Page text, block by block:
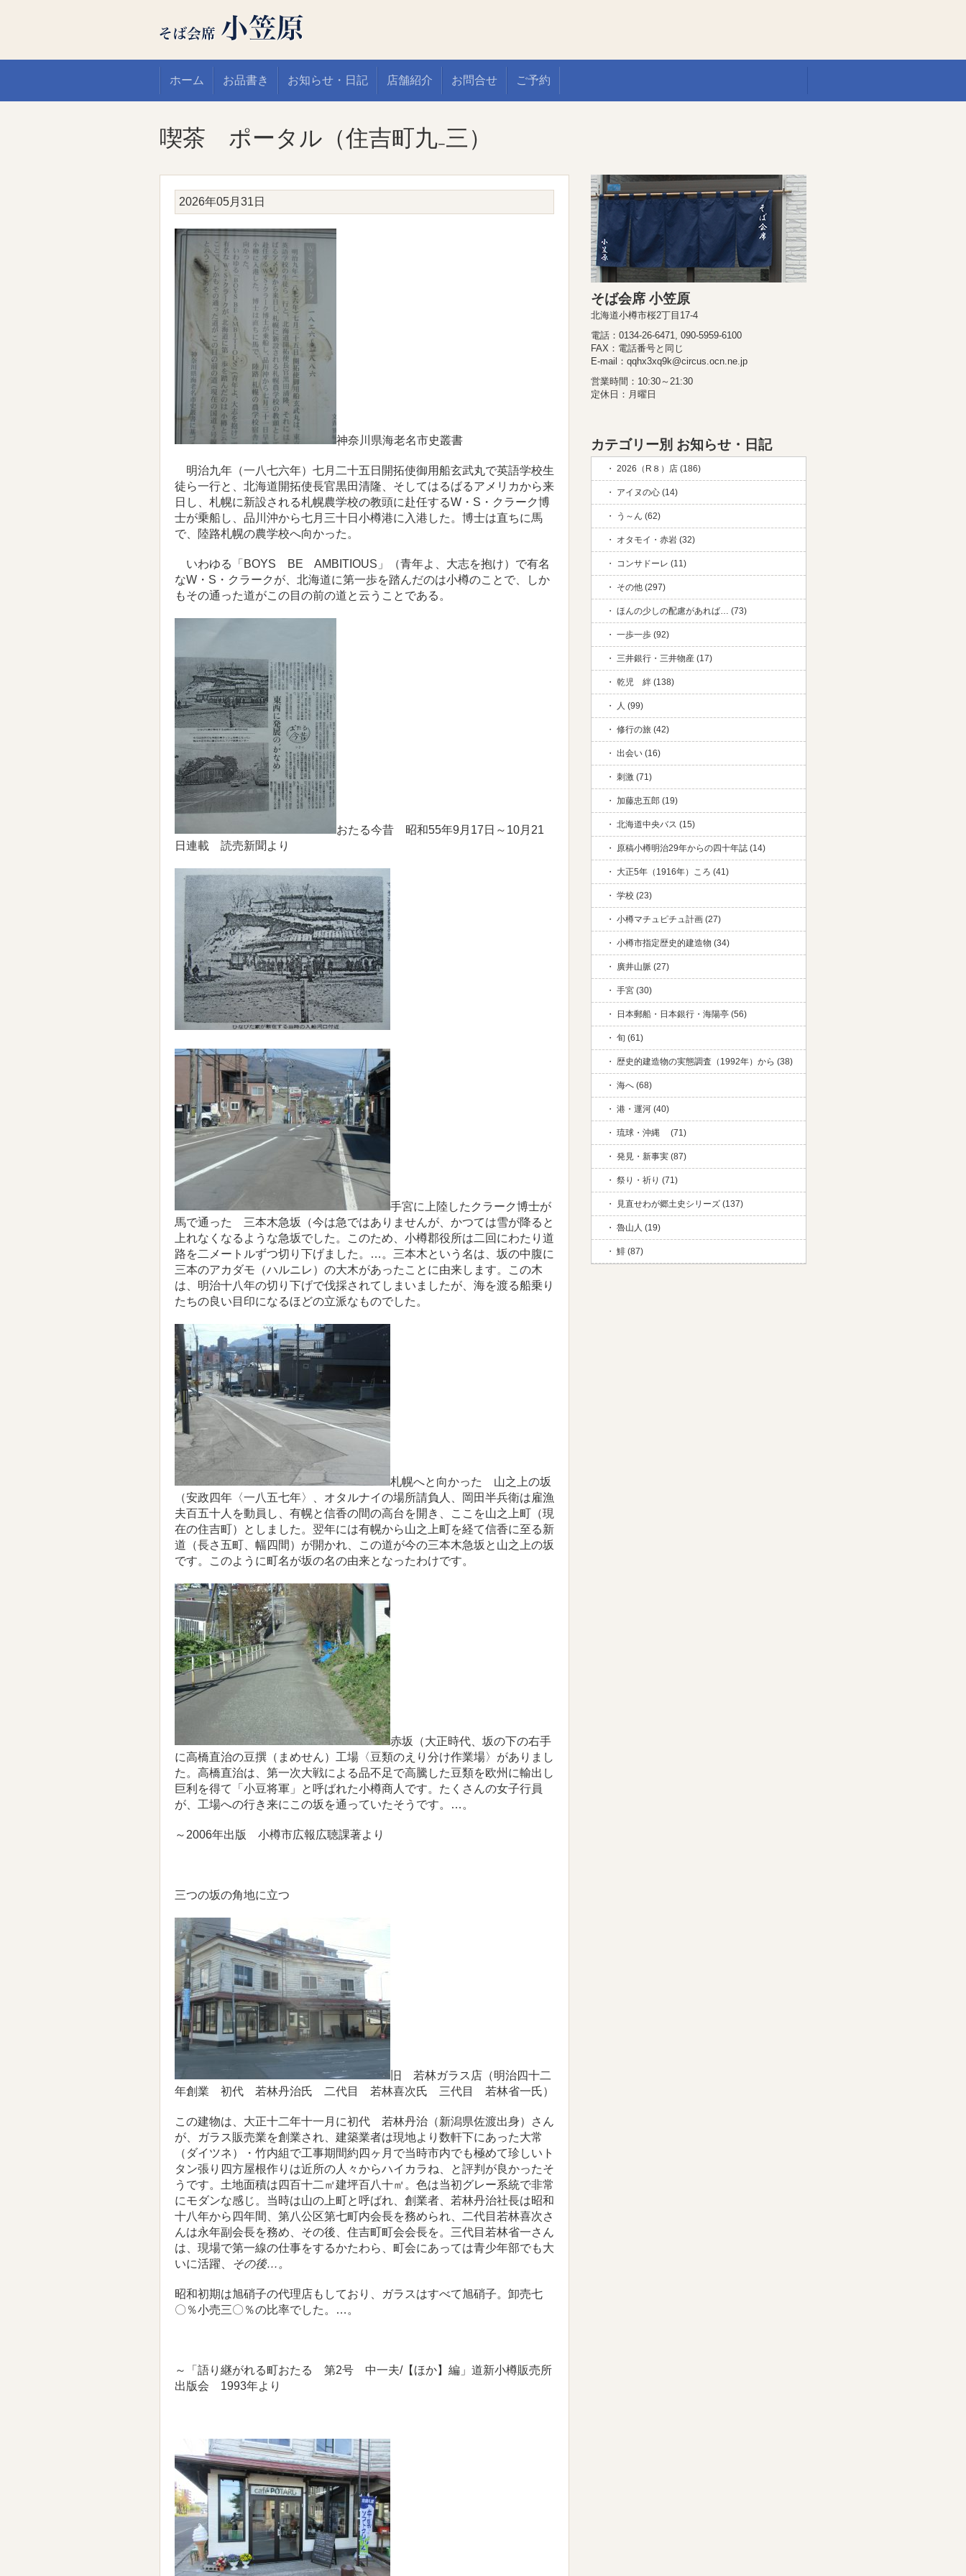
ホーム お品書き お知らせ・日記 店舗紹介 お問合せ ご予約
喫茶 ポータル（住吉町九₋三）
2026年05月31日
神奈川県海老名市史叢書
明治九年（一八七六年）七月二十五日開拓使御用船玄武丸で英語学校生
徒ら一行と、北海道開拓使長官黒田清隆、そしてはるばるアメリカから来
日し、札幌に新設される札幌農学校の教頭に赴任するW・S・クラーク博
士が乗船し、品川沖から七月三十日小樽港に入港した。博士は直ちに馬
で、陸路札幌の農学校へ向かった。
いわゆる「BOYS BE AMBITIOUS」（青年よ、大志を抱け）で有名
なW・S・クラークが、北海道に第一歩を踏んだのは小樽のことで、しか
もその通った道がこの目の前の道と云うことである。
おたる今昔 昭和55年9月17日～10月21
日連載 読売新聞より
手宮に上陸したクラーク博士が
馬で通った 三本木急坂（今は急ではありませんが、かつては雪が降ると
上れなくなるような急坂でした。このため、小樽郡役所は二回にわたり道
路を二メートルずつ切り下げました。…。三本木という名は、坂の中腹に
三本のアカダモ（ハルニレ）の大木があったことに由来します。この木
は、明治十八年の切り下げで伐採されてしまいましたが、海を渡る船乗り
たちの良い目印になるほどの立派なものでした。
札幌へと向かった 山之上の坂
（安政四年〈一八五七年〉、オタルナイの場所請負人、岡田半兵衛は雇漁
夫百五十人を動員し、有幌と信香の間の高台を開き、ここを山之上町（現
在の住吉町）としました。翌年には有幌から山之上町を経て信香に至る新
道（長さ五町、幅四間）が開かれ、この道が今の三本木急坂と山之上の坂
です。このように町名が坂の名の由来となったわけです。
赤坂（大正時代、坂の下の右手
に高橋直治の豆撰（まめせん）工場〈豆類のえり分け作業場〉がありまし
た。高橋直治は、第一次大戦による品不足で高騰した豆類を欧州に輸出し
巨利を得て「小豆将軍」と呼ばれた小樽商人です。たくさんの女子行員
が、工場への行き来にこの坂を通っていたそうです。…。
～2006年出版 小樽市広報広聴課著より
三つの坂の角地に立つ
旧 若林ガラス店（明治四十二
年創業 初代 若林丹治氏 二代目 若林喜次氏 三代目 若林省一氏）
この建物は、大正十二年十一月に初代 若林丹治（新潟県佐渡出身）さん
が、ガラス販売業を創業され、建築業者は現地より数軒下にあった大常
（ダイツネ）・竹内組で工事期間約四ヶ月で当時市内でも極めて珍しいト
タン張り四方屋根作りは近所の人々からハイカラね、と評判が良かったそ
うです。土地面積は四百十二㎡建坪百八十㎡。色は当初グレー系統で非常
にモダンな感じ。当時は山の上町と呼ばれ、創業者、若林丹治社長は昭和
十八年から四年間、第八公区第七町内会長を務められ、二代目若林喜次さ
んは永年副会長を務め、その後、住吉町町会会長を。三代目若林省一さん
は、現場で第一線の仕事をするかたわら、町会にあっては青少年部でも大
いに活躍、
その後…。
昭和初期は旭硝子の代理店もしており、ガラスはすべて旭硝子。卸売七
〇％小売三〇％の比率でした。…。
～「語り継がれる町おたる 第2号 中一夫/【ほか】編」道新小樽販売所
出版会 1993年より
そば会席 小笠原
北海道小樽市桜2丁目17-4
電話：0134-26-6471, 090-5959-6100
FAX：電話番号と同じ
E-mail：qqhx3xq9k@circus.ocn.ne.jp
営業時間：10:30～21:30
定休日：月曜日
カテゴリー別 お知らせ・日記
2026（R８）店 (186)
アイヌの心 (14)
う～ん (62)
オタモイ・赤岩 (32)
コンサドーレ (11)
その他 (297)
ほんの少しの配慮があれば… (73)
一歩一歩 (92)
三井銀行・三井物産 (17)
乾児 絆 (138)
人 (99)
修行の旅 (42)
出会い (16)
刺激 (71)
加藤忠五郎 (19)
北海道中央バス (15)
原稿小樽明治29年からの四十年誌 (14)
大正5年（1916年）ころ (41)
学校 (23)
小樽マチュピチュ計画 (27)
小樽市指定歴史的建造物 (34)
廣井山脈 (27)
手宮 (30)
日本郵船・日本銀行・海陽亭 (56)
旬 (61)
歴史的建造物の実態調査（1992年）から (38)
海へ (68)
港・運河 (40)
琉球・沖縄 (71)
発見・新事実 (87)
祭り・祈り (71)
見直せわが郷土史シリーズ (137)
魯山人 (19)
鯡 (87)